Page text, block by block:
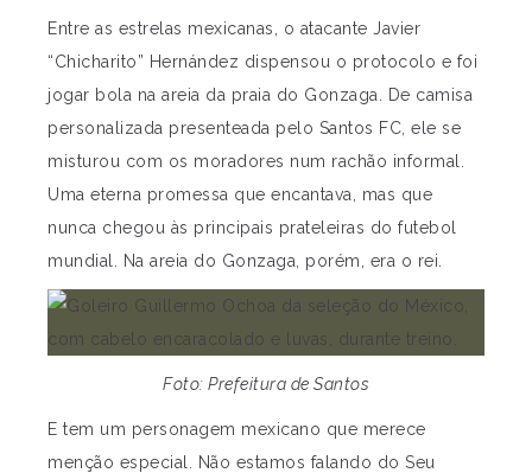
Entre as estrelas mexicanas, o atacante Javier
“Chicharito” Hernández dispensou o protocolo e foi
jogar bola na areia da praia do Gonzaga. De camisa
personalizada presenteada pelo Santos FC, ele se
misturou com os moradores num rachão informal.
Uma eterna promessa que encantava, mas que
nunca chegou às principais prateleiras do futebol
mundial. Na areia do Gonzaga, porém, era o rei.
Foto: Prefeitura de Santos
E tem um personagem mexicano que merece
menção especial. Não estamos falando do Seu